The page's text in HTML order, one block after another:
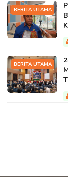
BERITA UTAMA
BERITA UTAMA